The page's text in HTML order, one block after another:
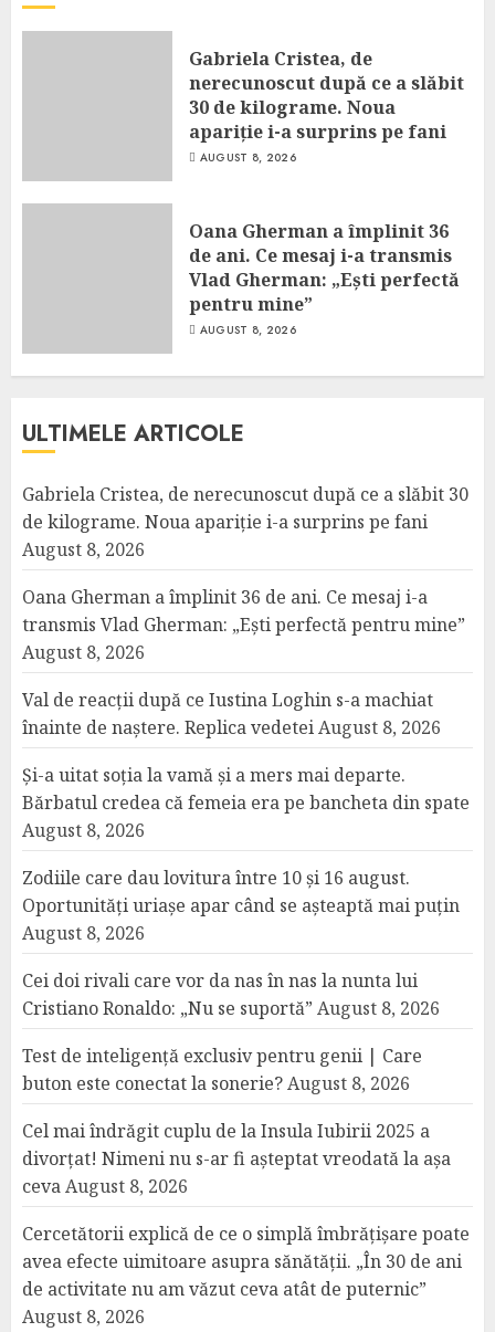
Gabriela Cristea, de
nerecunoscut după ce a slăbit
30 de kilograme. Noua
apariție i-a surprins pe fani
AUGUST 8, 2026
Oana Gherman a împlinit 36
de ani. Ce mesaj i-a transmis
Vlad Gherman: „Ești perfectă
pentru mine”
AUGUST 8, 2026
ULTIMELE ARTICOLE
Gabriela Cristea, de nerecunoscut după ce a slăbit 30
de kilograme. Noua apariție i-a surprins pe fani
August 8, 2026
Oana Gherman a împlinit 36 de ani. Ce mesaj i-a
transmis Vlad Gherman: „Ești perfectă pentru mine”
August 8, 2026
Val de reacții după ce Iustina Loghin s-a machiat
înainte de naștere. Replica vedeteiAugust 8, 2026
Și-a uitat soția la vamă și a mers mai departe.
Bărbatul credea că femeia era pe bancheta din spate
August 8, 2026
Zodiile care dau lovitura între 10 și 16 august.
Oportunități uriașe apar când se așteaptă mai puțin
August 8, 2026
Cei doi rivali care vor da nas în nas la nunta lui
Cristiano Ronaldo: „Nu se suportă” August 8, 2026
Test de inteligență exclusiv pentru genii | Care
buton este conectat la sonerie?August 8, 2026
Cel mai îndrăgit cuplu de la Insula Iubirii 2025 a
divorțat! Nimeni nu s-ar fi așteptat vreodată la așa
cevaAugust 8, 2026
Cercetătorii explică de ce o simplă îmbrățișare poate
avea efecte uimitoare asupra sănătății. „În 30 de ani
de activitate nu am văzut ceva atât de puternic”
August 8, 2026